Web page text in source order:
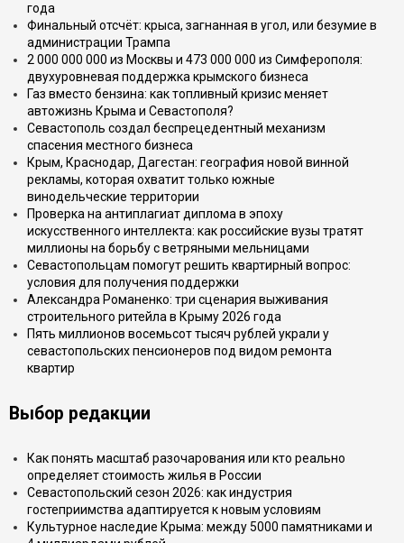
года
Финальный отсчёт: крыса, загнанная в угол, или безумие в
администрации Трампа
2 000 000 000 из Москвы и 473 000 000 из Симферополя:
двухуровневая поддержка крымского бизнеса
Газ вместо бензина: как топливный кризис меняет
автожизнь Крыма и Севастополя?
Севастополь создал беспрецедентный механизм
спасения местного бизнеса
Крым, Краснодар, Дагестан: география новой винной
рекламы, которая охватит только южные
винодельческие территории
Проверка на антиплагиат диплома в эпоху
искусственного интеллекта: как российские вузы тратят
миллионы на борьбу с ветряными мельницами
Севастопольцам помогут решить квартирный вопрос:
условия для получения поддержки
Александра Романенко: три сценария выживания
строительного ритейла в Крыму 2026 года
Пять миллионов восемьсот тысяч рублей украли у
севастопольских пенсионеров под видом ремонта
квартир
Выбор редакции
Как понять масштаб разочарования или кто реально
определяет стоимость жилья в России
Севастопольский сезон 2026: как индустрия
гостеприимства адаптируется к новым условиям
Культурное наследие Крыма: между 5000 памятниками и